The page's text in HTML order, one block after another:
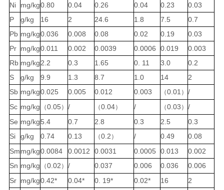
Ni
mg/kg0.80 0.04 0.26 0.04 0.23
0.03
P
g/kg 16 2 24.6 1.8 7.5
0.7
Pb mg/kg0.036 0.008 0.08 0.02 0.19
0.03
Pr mg/kg0.011 0.002 0.0039 0.0006 0.019
0.003
Rb mg/kg2.2 0.3 1.65 0. 11 3.0
0.2
S
g/kg 9.9 1.3 8.7 1.0 14
2
Sb mg/kg0.025 0.005 0.012 0.003 （0.01 ） /
Sc mg/kg （0.05 ） / （0.04） / （0.03 ） /
Se mg/kg5.4 0.7 2.8 0.3 2.5
0.3
Si
g/kg 0.74 0.13 （0.2 ） / 0.49
0.08
Smmg/kg0.0084 0.0012 0.0031 0.0005 0.013
0.002
Sn mg/kg （0.02 ） / 0.037 0.006 0.036
0.006
Sr mg/kg0.42* 0.04* 0. 19* 0.02* 16
2